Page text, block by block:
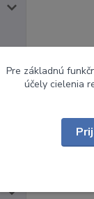
Pre základnú
účely cielenia